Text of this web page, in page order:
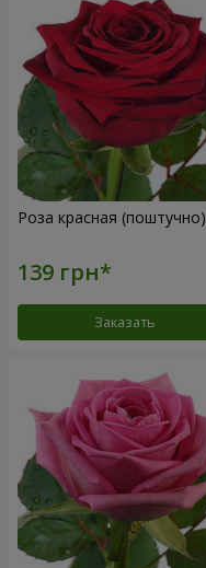
Роза красная (поштучно)
Заказать